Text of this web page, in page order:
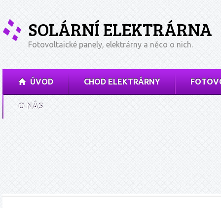
SOLÁRNÍ ELEKTRÁRNA
Fotovoltaické panely, elektrárny a něco o nich.
ÚVOD CHOD ELEKTRÁRNY
O NÁS